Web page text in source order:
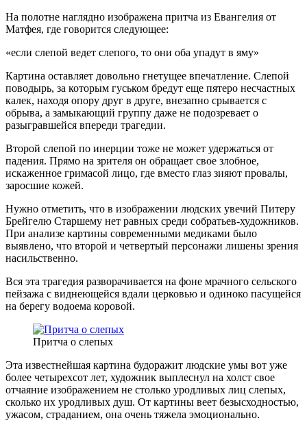
На полотне наглядно изображена притча из Евангелия от
Матфея, где говорится следующее:
«если слепой ведет слепого, то они оба упадут в яму»
Картина оставляет довольно гнетущее впечатление. Слепой
поводырь, за которым гуськом бредут еще пятеро несчастных
калек, находя опору друг в друге, внезапно срывается с
обрыва, а замыкающий группу даже не подозревает о
разыгравшейся впереди трагедии.
Второй слепой по инерции тоже не может удержаться от
падения. Прямо на зрителя он обращает свое злобное,
искаженное гримасой лицо, где вместо глаз зияют провалы,
заросшие кожей.
Нужно отметить, что в изображении людских увечий Питеру
Брейгелю Старшему нет равных среди собратьев-художников.
При анализе картины современными медиками было
выявлено, что второй и четвертый персонажи лишены зрения
насильственно.
Вся эта трагедия разворачивается на фоне мрачного сельского
пейзажа с виднеющейся вдали церковью и одиноко пасущейся
на берегу водоема коровой.
Притча о слепых
Эта известнейшая картина будоражит людские умы вот уже
более четырехсот лет, художник выплеснул на холст свое
отчаяние изображением не столько уродливых лиц слепых,
сколько их уродливых душ. От картины веет безысходностью,
ужасом, страданием, она очень тяжела эмоционально.